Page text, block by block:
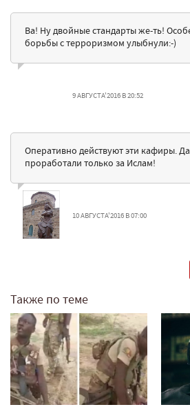
Ва! Ну двойные стандарты же-ть!
борьбы с терроризмом улыбнули:-)
9 АВГУСТА'2016 В 20:52
Оперативно действуют эти кафиры.
проработали только за Ислам!
10 АВГУСТА'2016 В 07:00
Также по теме